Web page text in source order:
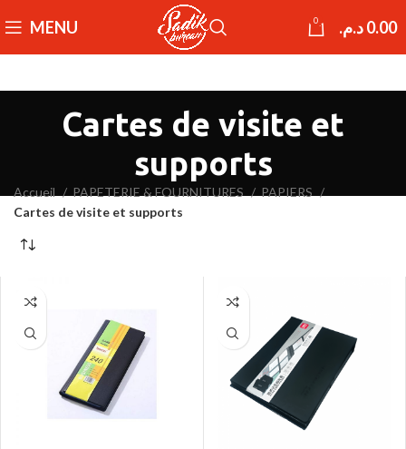
MENU 0 0.00د.م.
Cartes de visite et
supports
Accueil PAPETERIE & FOURNITURES
PAPIERS
Cartes de visite et supports